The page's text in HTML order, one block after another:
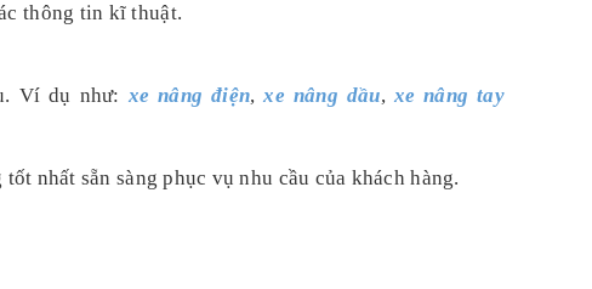
thông tin kĩ thuật.
Ví dụ như: xe nâng điện,xe nâng dầu, xe nâng tay
nhất sẵn sàng phục vụ nhu cầu của khách hàng.